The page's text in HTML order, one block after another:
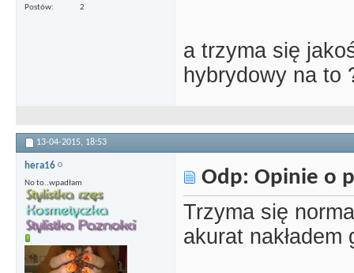
Postów
2
a trzyma się
hybrydowy na to
13-04-2015, 18:53
hera16
No to..wpadłam Odp: Opinie o
Trzyma się
akurat